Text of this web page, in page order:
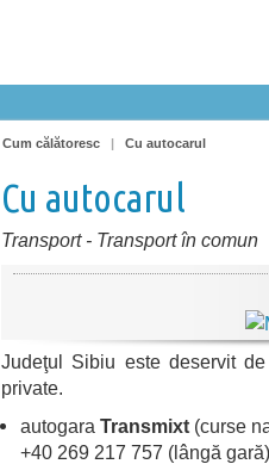
Cum călătoresc | Cu autocarul
Cu autocarul
Transport - Transport în comun
Judeţul Sibiu este deservit
private.
autogara Transmixt (curse
+40 269 217 757 (lângă gară)